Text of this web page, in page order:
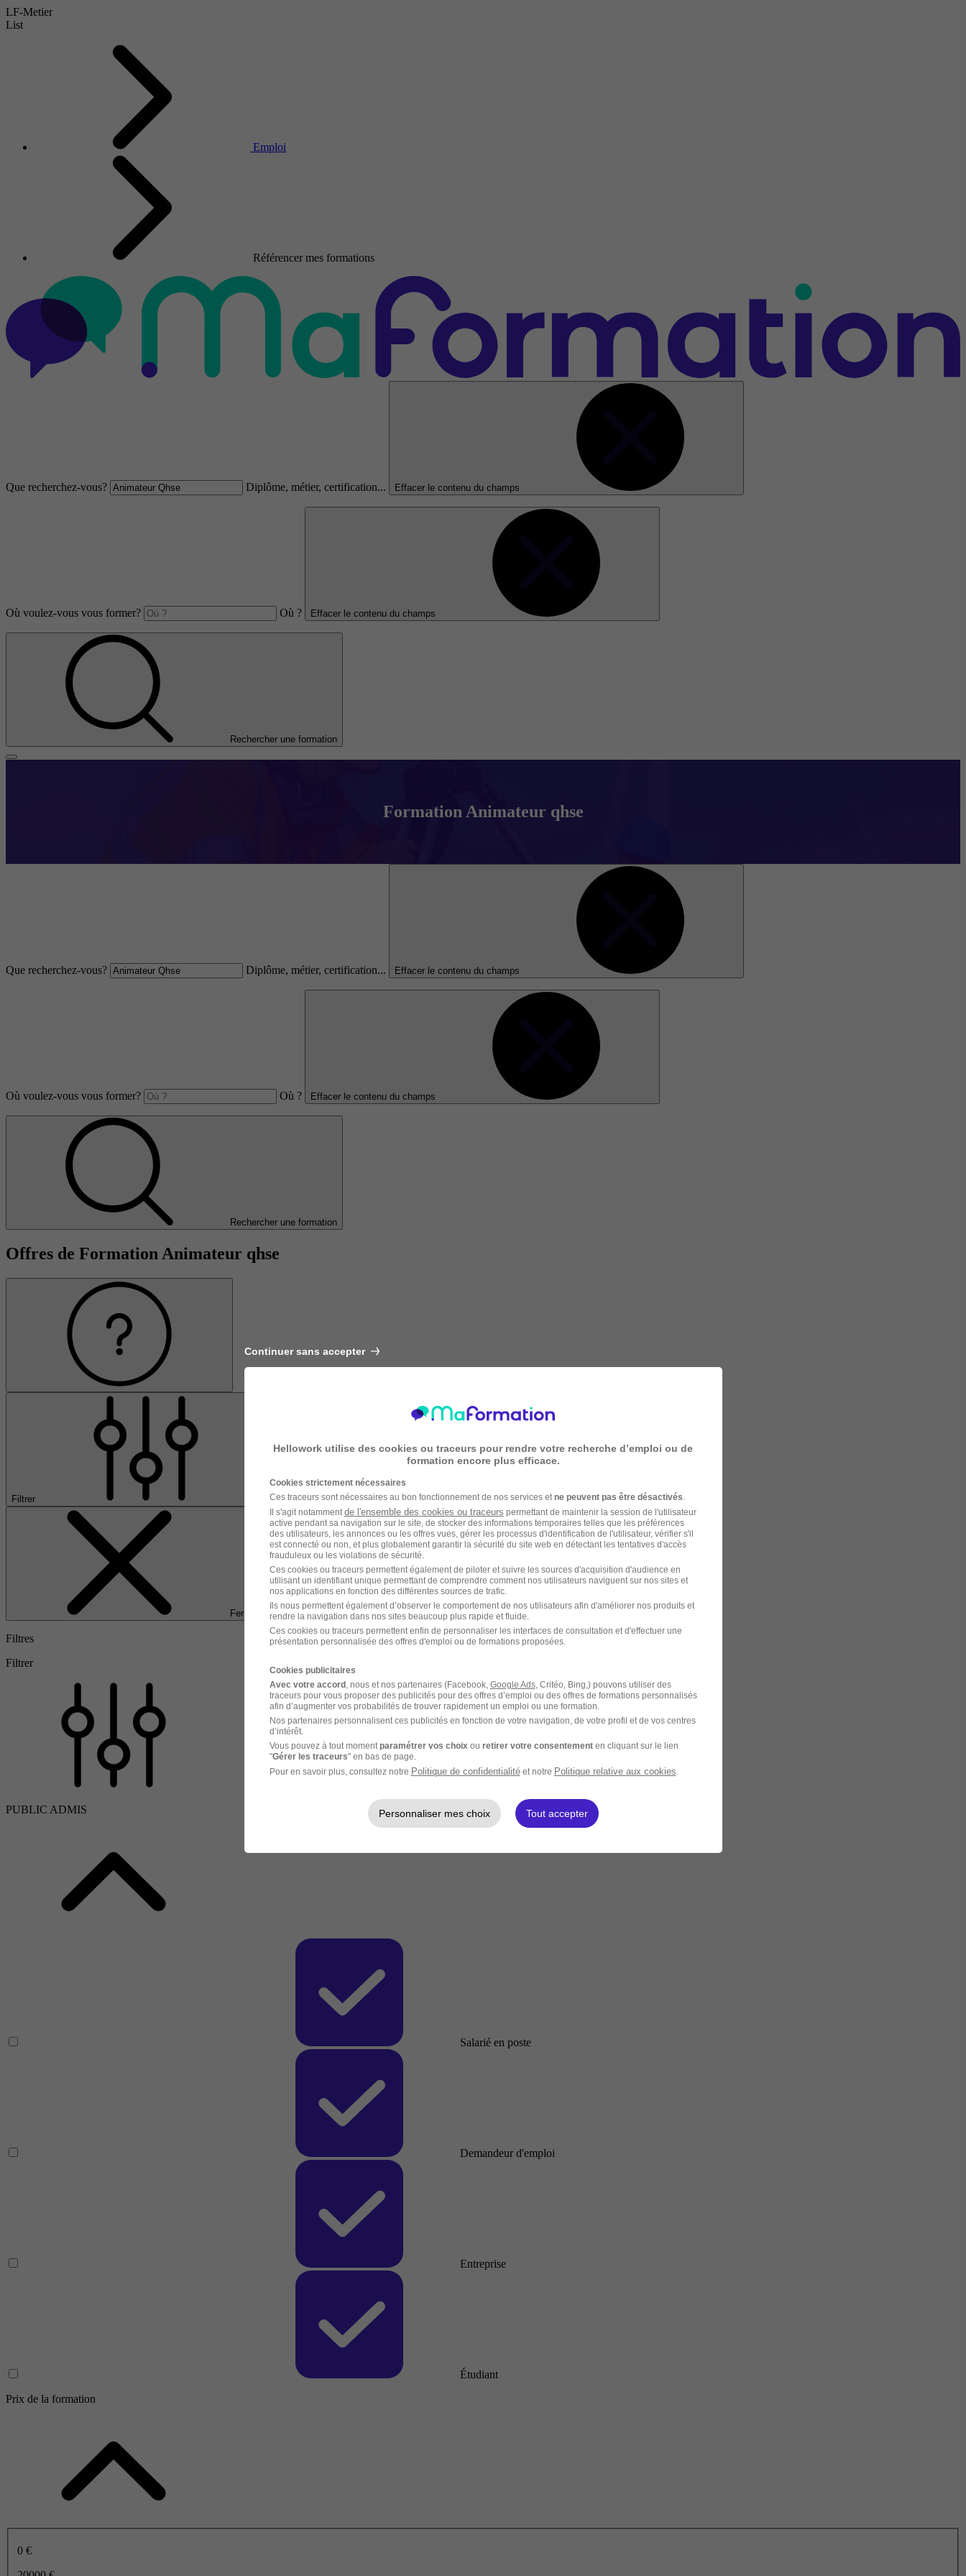
LF-Metier
List
Emploi
Référencer mes formations
Que recherchez-vous? Diplôme, métier, certification... Effacer le contenu du champs
Où voulez-vous vous former? Où ? Effacer le contenu du champs
Rechercher une formation
Formation Animateur qhse
Que recherchez-vous? Diplôme, métier, certification... Effacer le contenu du champs
Où voulez-vous vous former? Où ? Effacer le contenu du champs
Rechercher une formation
Offres de Formation Animateur qhse
Filtrer
Fermer
Filtres
Filtrer
PUBLIC ADMIS
Salarié en poste
Demandeur d'emploi
Entreprise
Étudiant
Prix de la formation
0 €
Continuer sans accepter
Hellowork utilise des cookies ou traceurs pour rendre votre recherche d’emploi ou de
formation encore plus efficace.
Cookies strictement nécessaires
Ces traceurs sont nécessaires au bon fonctionnement de nos services et ne peuvent pas être désactivés
Il s'agit notamment de l'ensemble des cookies ou traceurs permettant de maintenir la session de l'utilisateur
active pendant sa navigation sur le site, de stocker des informations temporaires telles que les préférences
des utilisateurs, les annonces ou les offres vues, gérer les processus d'identification de l'utilisateur, vérifier s'il
est connecté ou non, et plus globalement garantir la sécurité du site web en détectant les tentatives d'accès
frauduleux ou les violations de sécurité.
Ces cookies ou traceurs permettent également de piloter et suivre les sources d'acquisition d'audience en
utilisant un identifiant unique permettant de comprendre comment nos utilisateurs naviguent sur nos sites et
nos applications en fonction des différentes sources de trafic.
Ils nous permettent également d’observer le comportement de nos utilisateurs afin d'améliorer nos produits et
rendre la navigation dans nos sites beaucoup plus rapide et fluide.
Ces cookies ou traceurs permettent enfin de personnaliser les interfaces de consultation et d'effectuer une
présentation personnalisée des offres d'emploi ou de formations proposées.
Cookies publicitaires
Avec votre accord, nous et nos partenaires (Facebook, Google Ads, Critéo, Bing,) pouvons utiliser des
traceurs pour vous proposer des publicités pour des offres d’emploi ou des offres de formations personnalisés
afin d’augmenter vos probabilités de trouver rapidement un emploi ou une formation.
Nos partenaires personnalisent ces publicités en fonction de votre navigation, de votre profil et de vos centres
d’intérêt.
Vous pouvez à tout moment paramétrer vos choix ou retirer votre consentementen cliquant sur le lien
"Gérer les traceurs" en bas de page.
Pour en savoir plus, consultez notre Politique de confidentialitéet notre Politique relative aux cookies
Personnaliser mes choix Tout accepter